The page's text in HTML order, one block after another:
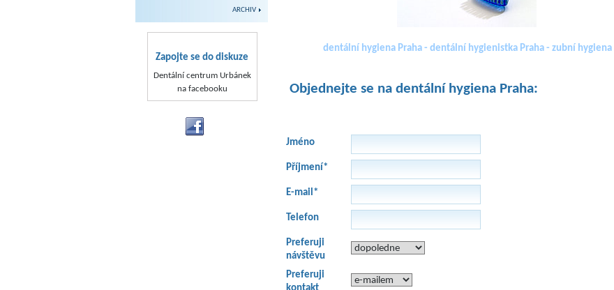
dentální hygiena Praha - dentální hygienistka Praha - zubní hygiena
Objednejte se na dentální hygiena Praha:
Jméno
Příjmení*
E-mail*
Telefon
Preferuji
návštěvu
Preferuji
ARCHIV
Zapojte se do diskuze
Dentální centrum Urbánek
na facebooku